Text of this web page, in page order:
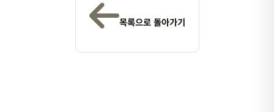
목록으로 돌아가기